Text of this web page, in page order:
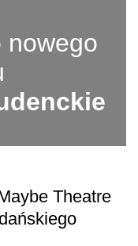
nowego
Theatre